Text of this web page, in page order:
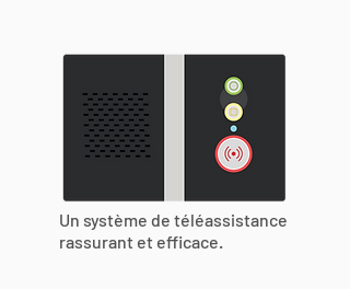
Un système de téléassistance
rassurant et efficace.